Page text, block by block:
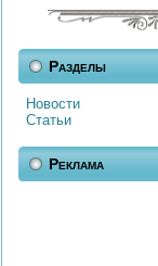
Разделы
Новости
Статьи
Реклама